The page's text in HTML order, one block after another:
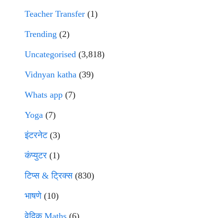
Teacher Transfer (1)
Trending (2)
Uncategorised (3,818)
Vidnyan katha (39)
Whats app (7)
Yoga (7)
इंटरनेट(3)
कंप्युटर (1)
टिप्स & ट्रिक्स(830)
भाषणे(10)